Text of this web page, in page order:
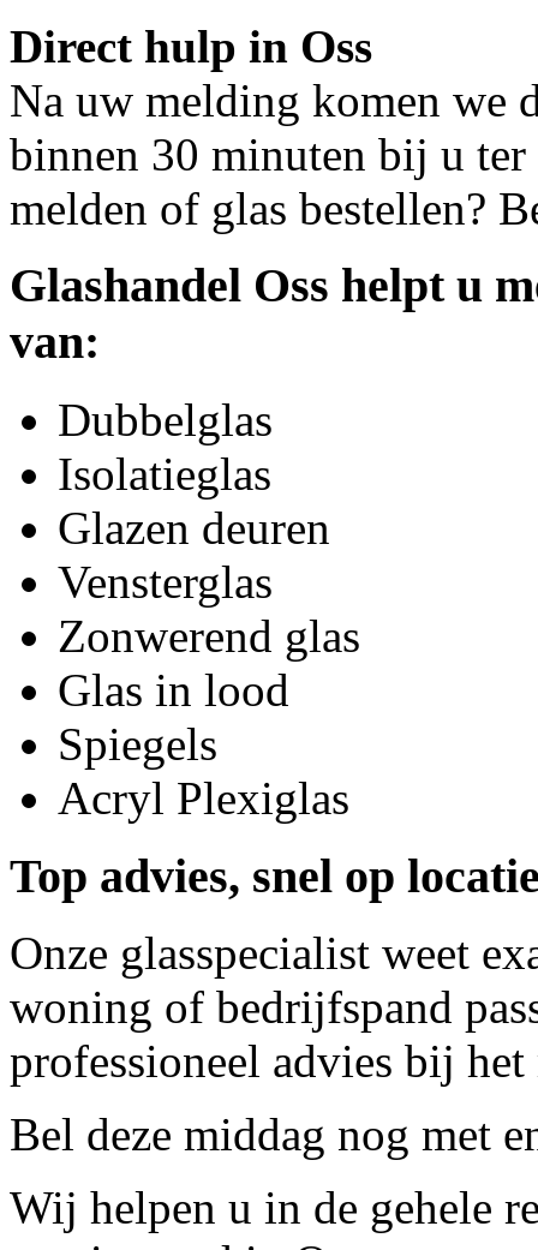
Direct hulp in Oss
Na uw melding komen we
binnen 30 minuten bij u ter
melden of glas bestellen?
Glashandel Oss helpt u
van:
Dubbelglas
Isolatieglas
Glazen deuren
Vensterglas
Zonwerend glas
Glas in lood
Spiegels
Acryl Plexiglas
Top advies, snel op
Onze glasspecialist weet
woning of bedrijfspand
professioneel advies bij
Bel deze middag nog met
Wij helpen u in de gehele